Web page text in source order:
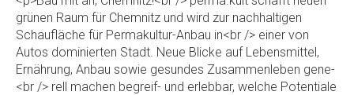
grünen Raum für Chemnitz und wird zur nachhaltigen
Schaufläche für Permakultur-Anbau in<br /> einer von
Autos dominierten Stadt. Neue Blicke auf Lebensmittel,
Ernährung, Anbau sowie gesundes Zusammenleben gene-
<br /> rell machen begreif- und erlebbar, welche Potentiale